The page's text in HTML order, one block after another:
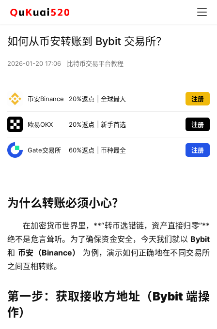
如何从币安转账到 Bybit 交易所？
2026-01-20 17:06 比特币交易平台教程
币安Binance 20%返点 全球最大 注册
欧易OKX 20%返点 新手首选 注册
Gate交易所 60%返点 币种最全 注册
为什么转账必须小心？
在加密货币世界里，**“转币选错链，资产直接归零”**
绝不是危言耸听。为了确保资金安全，今天我们就以 Bybit
和 币安（Binance）
为例，演示如何正确地在不同交易所
之间互相转账。
第一步：获取接收方地址（Bybit 端操
作）